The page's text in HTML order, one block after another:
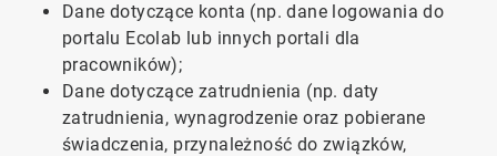
Dane dotyczące konta (np. dane logowania do
portalu Ecolab lub innych portali dla
pracowników);
Dane dotyczące zatrudnienia (np. daty
zatrudnienia, wynagrodzenie oraz pobierane
świadczenia, przynależność do związków,